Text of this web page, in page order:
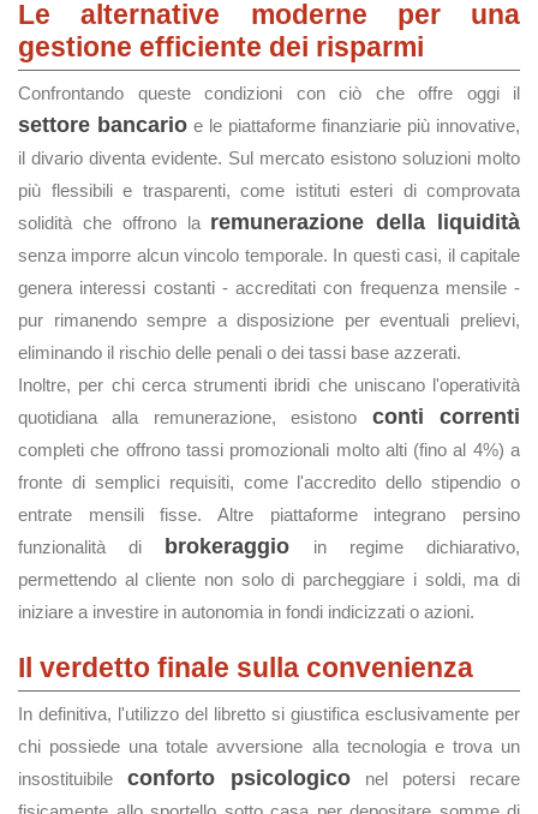
Le alternative moderne per una
gestione efficiente dei risparmi
Confrontando queste condizioni con ciò che offre oggi il
settore bancario e le piattaforme finanziarie più innovative,
il divario diventa evidente. Sul mercato esistono soluzioni molto
più flessibili e trasparenti, come istituti esteri di comprovata
solidità che offrono la remunerazione della liquidità
senza imporre alcun vincolo temporale. In questi casi, il capitale
genera interessi costanti - accreditati con frequenza mensile -
pur rimanendo sempre a disposizione per eventuali prelievi,
eliminando il rischio delle penali o dei tassi base azzerati.
Inoltre, per chi cerca strumenti ibridi che uniscano l'operatività
quotidiana alla remunerazione, esistono conti correnti
completi che offrono tassi promozionali molto alti (fino al 4%) a
fronte di semplici requisiti, come l'accredito dello stipendio o
entrate mensili fisse. Altre piattaforme integrano persino
funzionalità di
brokeraggio in regime dichiarativo,
permettendo al cliente non solo di parcheggiare i soldi, ma di
iniziare a investire in autonomia in fondi indicizzati o azioni.
Il verdetto finale sulla convenienza
In definitiva, l'utilizzo del libretto si giustifica esclusivamente per
chi possiede una totale avversione alla tecnologia e trova un
insostituibile conforto psicologico nel potersi recare